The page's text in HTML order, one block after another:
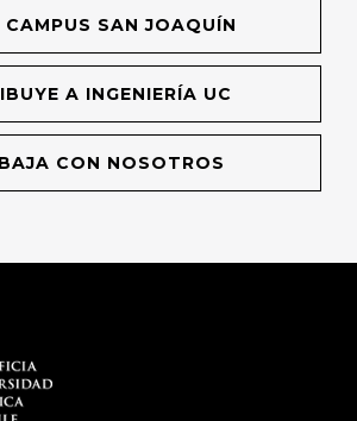
CAMPUS SAN JOAQUÍN
A INGENIERÍA UC
CON NOSOTROS